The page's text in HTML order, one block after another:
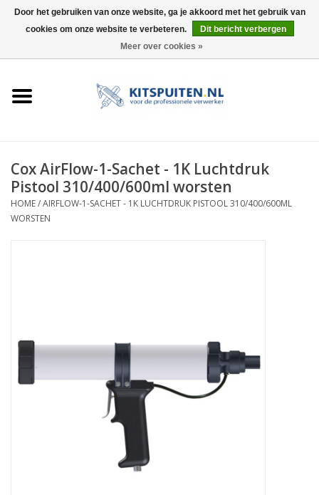
0 Artikelen - €0,00
ELEKTRISCH
CONTACT
Cox AirFlow-1-Sachet - 1K Luchtdruk
Pistool 310/400/600ml worsten
HOME/AIRFLOW-1-SACHET - 1K LUCHTDRUK PISTOOL 310/400/600ML
WORSTEN
Door het gebruiken van onze website, ga je akkoord met het gebruik van
cookies om onze website te verbeteren.
Dit bericht verbergen
Meer over cookies »